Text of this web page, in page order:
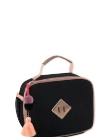
Añadir